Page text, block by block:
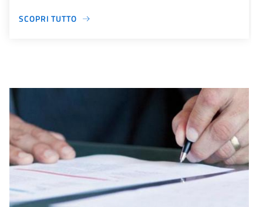
SCOPRI TUTTO